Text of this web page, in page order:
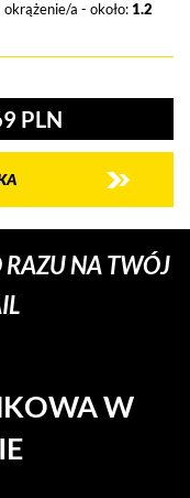
okrążenie/a - około: 1.2
PLN
RAZU NA TWÓJ
W